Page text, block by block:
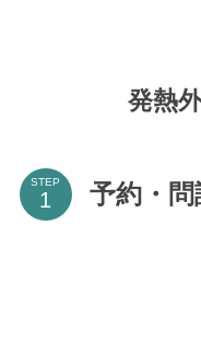
発熱
STEP 予約・問